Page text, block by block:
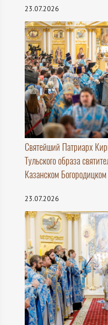
23.07.2026
Святейший Патриарх
Тульского образа
Казанском
23.07.2026